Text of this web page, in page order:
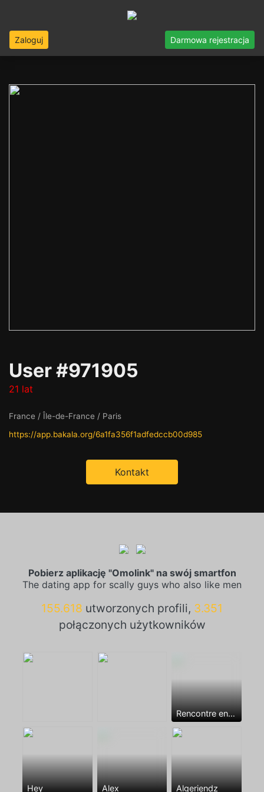
Zaloguj Darmowa rejestracja
User #971905
21 lat
France / Île-de-France / Paris
https://app.bakala.org/6a1fa356f1adfedccb00d985
Kontakt
Pobierz aplikację "Omolink" na swój smartfon
The dating app for scally guys who also like men
155.618 utworzonych profili, 3.351
połączonych użytkowników
Rencontre entre mecs
Hey Alex Algeriendz